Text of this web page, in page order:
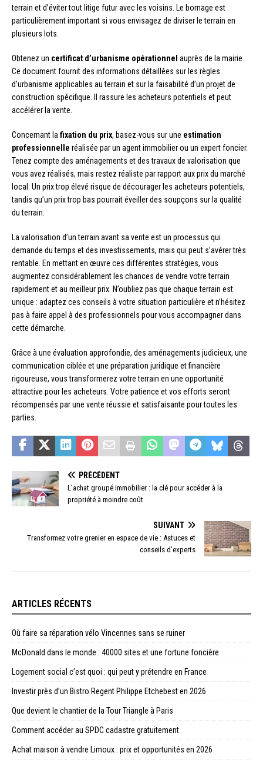
terrain et d’éviter tout litige futur avec les voisins. Le bornage est
particulièrement important si vous envisagez de diviser le terrain en
plusieurs lots.
Obtenez un certificat d’urbanisme opérationnel auprès de la mairie.
Ce document fournit des informations détaillées sur les règles
d’urbanisme applicables au terrain et sur la faisabilité d’un projet de
construction spécifique. Il rassure les acheteurs potentiels et peut
accélérer la vente.
Concernant la fixation du prix, basez-vous sur une estimation
professionnelle réalisée par un agent immobilier ou un expert foncier.
Tenez compte des aménagements et des travaux de valorisation que
vous avez réalisés, mais restez réaliste par rapport aux prix du marché
local. Un prix trop élevé risque de décourager les acheteurs potentiels,
tandis qu’un prix trop bas pourrait éveiller des soupçons sur la qualité
du terrain.
La valorisation d’un terrain avant sa vente est un processus qui
demande du temps et des investissements, mais qui peut s’avérer très
rentable. En mettant en œuvre ces différentes stratégies, vous
augmentez considérablement les chances de vendre votre terrain
rapidement et au meilleur prix. N’oubliez pas que chaque terrain est
unique : adaptez ces conseils à votre situation particulière et n’hésitez
pas à faire appel à des professionnels pour vous accompagner dans
cette démarche.
Grâce à une évaluation approfondie, des aménagements judicieux, une
communication ciblée et une préparation juridique et financière
rigoureuse, vous transformerez votre terrain en une opportunité
attractive pour les acheteurs. Votre patience et vos efforts seront
récompensés par une vente réussie et satisfaisante pour toutes les
parties.
PRÉCÉDENT
L’achat groupé immobilier : la clé pour accéder à la
propriété à moindre coût
SUIVANT
Transformez votre grenier en espace de vie : Astuces et
conseils d’experts
ARTICLES RÉCENTS
Où faire sa réparation vélo Vincennes sans se ruiner
McDonald dans le monde : 40000 sites et une fortune foncière
Logement social c’est quoi : qui peut y prétendre en France
Investir près d’un Bistro Regent Philippe Etchebest en 2026
Que devient le chantier de la Tour Triangle à Paris
Comment accéder au SPDC cadastre gratuitement
Achat maison à vendre Limoux : prix et opportunités en 2026